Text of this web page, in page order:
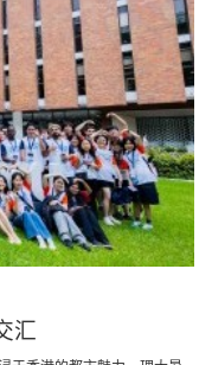
汇